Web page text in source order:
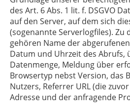
des Art. 6 Abs. 1 lit. f. DSGVO
auf den Server, auf dem sich
(sogenannte Serverlogfiles). Zu
gehören Name der
Datum und Uhrzeit des Abrufs,
Datenmenge, Meldung über
Browsertyp nebst Version, das
Nutzers, Referrer URL (die
Adresse und der anfragende